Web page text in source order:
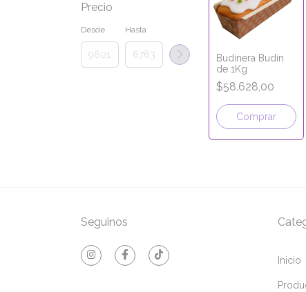
Precio
Desde Hasta
Budinera Budín
de 1Kg
$58.628,00
Comprar
Seguinos
Inicio